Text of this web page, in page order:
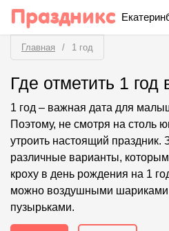
Праздникс
Главная 1 год
Где отметить 1 год
1 год – важная дата для
Поэтому, не смотря на столь
утроить настоящий праздник.
различные варианты,
кроху в день рождения на 1
можно воздушными
пузырьками.